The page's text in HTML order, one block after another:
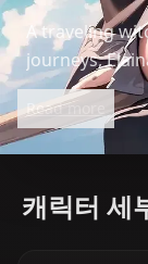
A traveling
journeys,
and cultures
a sheltered
the story.
Read more
캐릭터 세